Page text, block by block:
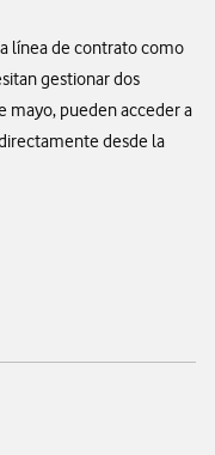
línea de contrato como
gestionar dos
mayo, pueden acceder a
desde la